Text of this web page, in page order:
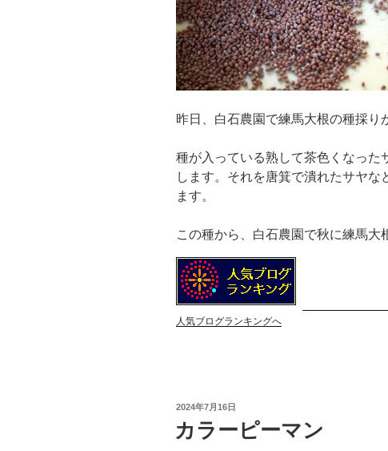
昨日、白石農園で練馬大根の種採り
種が入っている熟して茶色くなった
します。それを唐箕で潰れたサヤ
ます。
この種から、白石農園で秋に練馬大
人気ブログランキングへ
投
日:
2024年7月16日
カラーピーマン